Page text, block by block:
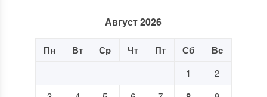
Август 2026
Пн Вт Ср Чт Пт Сб Вс
1
2